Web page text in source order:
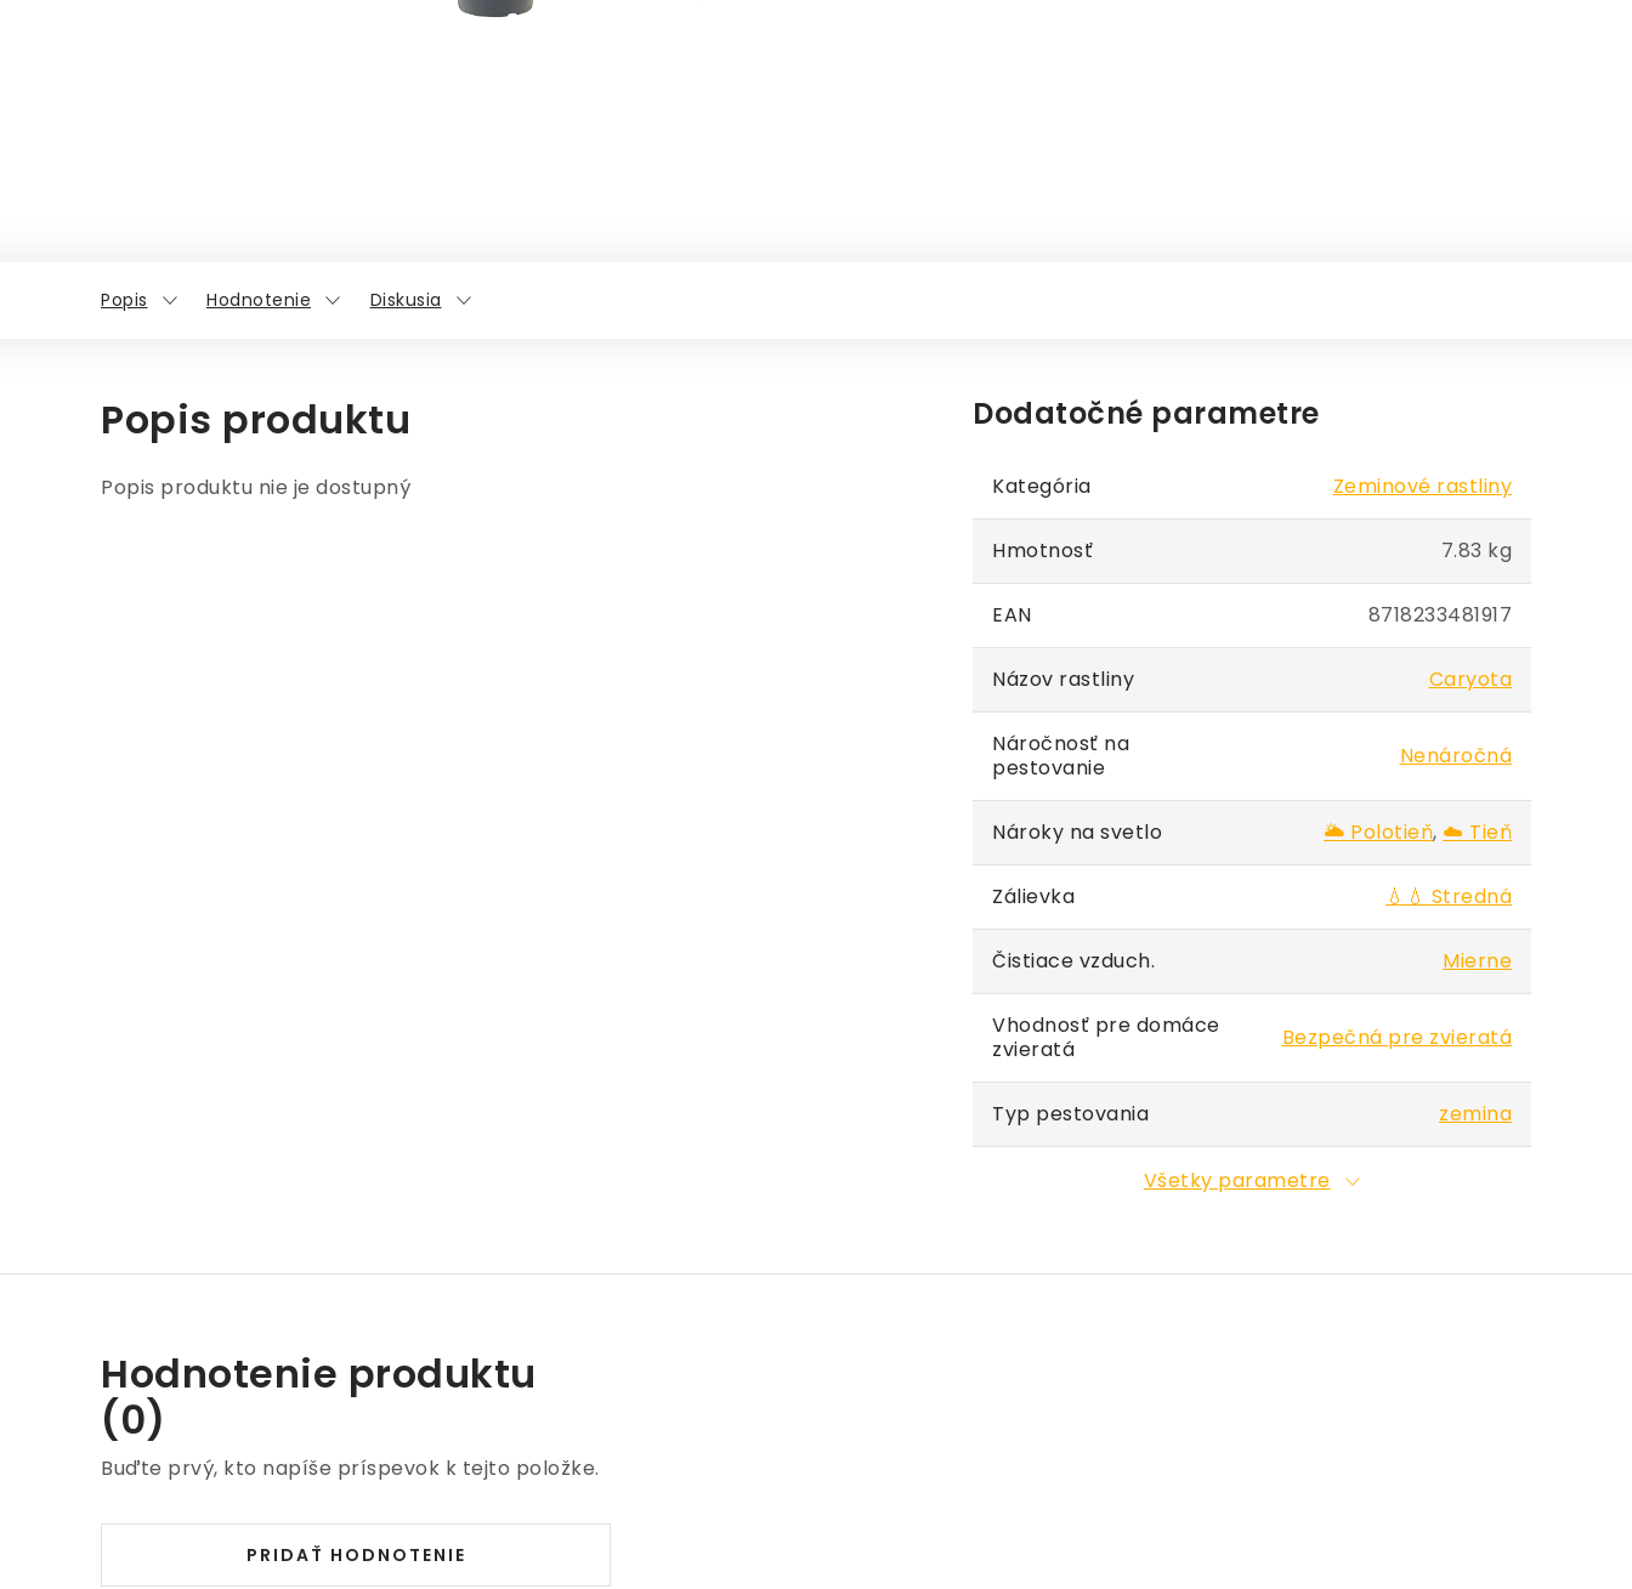
Popis Hodnotenie Diskusia
Popis produktu
Popis produktu nie je dostupný
Dodatočné parametre
Kategória Zeminové rastliny
Hmotnosť 7.83 kg
EAN 8718233481917
Názov rastliny Caryota
Náročnosť na
pestovanie
Nenáročná
Nároky na svetlo 🌥️ Polotieň, ☁️ Tieň
Zálievka 💧💧 Stredná
Čistiace vzduch. Mierne
Vhodnosť pre domáce
zvieratá
Bezpečná pre zvieratá
Typ pestovania zemina
Všetky parametre
Hodnotenie produktu
(0)
Buďte prvý, kto napíše príspevok k tejto položke.
PRIDAŤ HODNOTENIE